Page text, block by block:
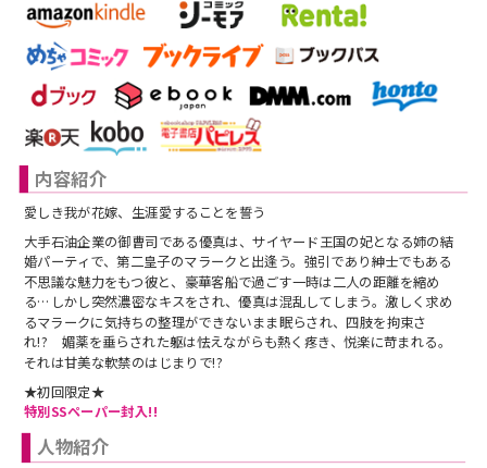
スフレコミックス
ロイヤルキス＆チュールキス
ピュールコミックス
フェアリーキス
Miacomics
BLUEMOON Novels
ペタル
G-Lish LiKo
BLノベル
TLノベル
少女コミック
ライトノベル
全作品ジャンル一覧へ
会社情報一覧
会社概要
採用情報
募集情報
PurComics募集情報
書店様向け試し読み・POPダウンロード
ご感想・お問合わせ
内容紹介
愛しき我が花嫁、生涯愛することを誓う
大手石油企業の御曹司である優真は、サイヤード王国の妃となる姉の結
婚パーティで、第二皇子のマラークと出逢う。強引であり紳士でもある
不思議な魅力をもつ彼と、豪華客船で過ごす一時は二人の距離を縮め
る…しかし突然濃密なキスをされ、優真は混乱してしまう。激しく求め
るマラークに気持ちの整理ができないまま眠らされ、四肢を拘束さ
れ!? 媚薬を垂らされた躯は怯えながらも熱く疼き、悦楽に苛まれる。
それは甘美な軟禁のはじまりで!?
★初回限定★
特別SSペーパー封入!!
人物紹介